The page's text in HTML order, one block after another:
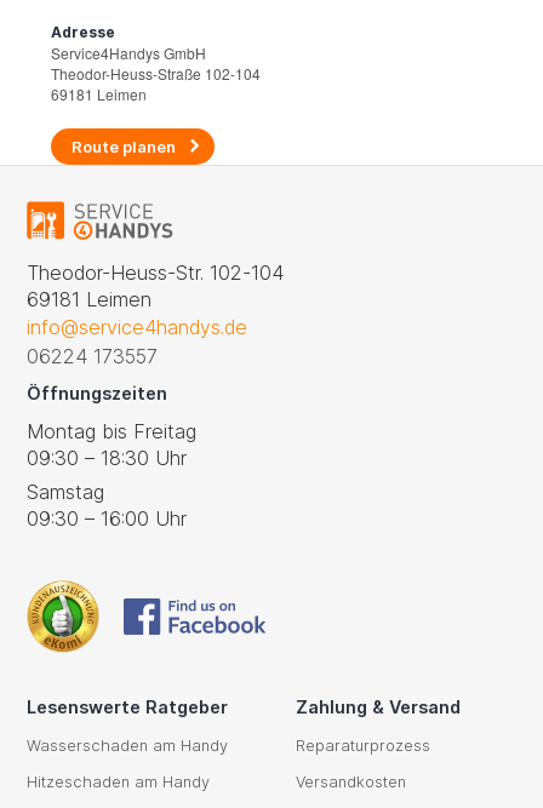
Adresse
Service4Handys GmbH
Theodor-Heuss-Straße 102-104
69181 Leimen
Route planen
Theodor-Heuss-Str. 102-104
69181 Leimen
info@service4handys.de
06224 173557
Öffnungszeiten
Montag bis Freitag
09:30 – 18:30 Uhr
Samstag
09:30 – 16:00 Uhr
Lesenswerte Ratgeber
Wasserschaden am Handy
Hitzeschaden am Handy
Zahlung & Versand
Reparaturprozess
Versandkosten